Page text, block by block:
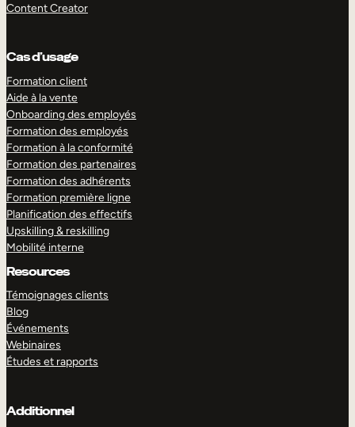
Content Creator
Cas d’usage
Formation client
Aide à la vente
Onboarding des employés
Formation des employés
Formation à la conformité
Formation des partenaires
Formation des adhérents
Formation première ligne
Planification des effectifs
Upskilling & reskilling
Mobilité interne
Resources
Témoignages clients
Blog
Événements
Webinaires
Études et rapports
Additionnel